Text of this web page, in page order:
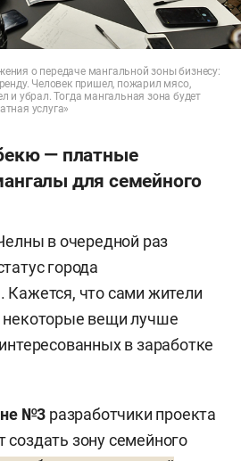
о передаче мангальной зоны бизнесу:
Человек пришел, пожарил мясо,
и убрал. Тогда мангальная зона будет
услуга»
— платные
для семейного
в очередной раз
города
Кажется, что сами жители
вещи лучше
в заработке
е№3 разработчики проекта
зону семейного